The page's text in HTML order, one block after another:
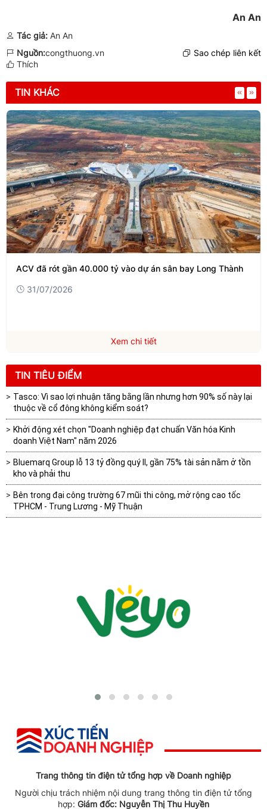
An An
Tác giả: An An
Nguồn:congthuong.vn
Sao chép liên kết
Thích
TIN KHÁC
ACV đã rót gần 40.000 tỷ vào dự án sân bay Long Thành
31/07/2026
Xem chi tiết
TIN TIÊU ĐIỂM
Tasco: Vì sao lợi nhuận tăng bằng lần nhưng hơn 90% số này lại
thuộc về cổ đông không kiểm soát?
Khởi động xét chọn "Doanh nghiệp đạt chuẩn Văn hóa Kinh
doanh Việt Nam" năm 2026
Bluemarq Group lỗ 13 tỷ đồng quý II, gần 75% tài sản nằm ở tồn
kho và phải thu
Bên trong đại công trường 67 mũi thi công, mở rộng cao tốc
TPHCM - Trung Lương - Mỹ Thuận
Trang thông tin điện tử tổng hợp về Doanh nghiệp
Người chịu trách nhiệm nội dung trang thông tin điện tử tổng
hợp: Giám đốc: Nguyễn Thị Thu Huyền